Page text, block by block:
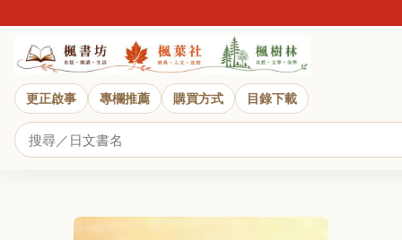
更正啟事 專欄推薦 購買方式 目錄下載